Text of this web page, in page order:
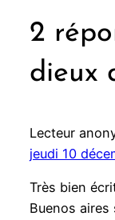
2
dieux
Lecteur
jeudi 10
Très bien
Buenos aires